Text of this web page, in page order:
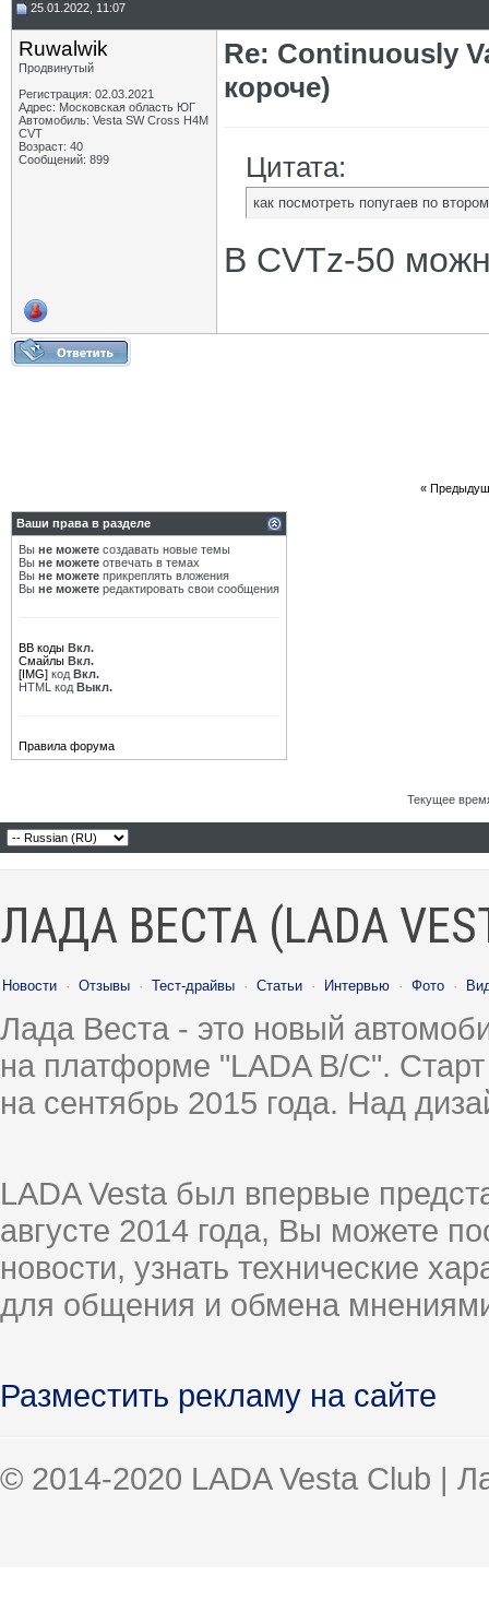
25.01.2022, 11:07
Ruwalwik
Продвинутый
Регистрация: 02.03.2021
Адрес: Московская область ЮГ
Автомобиль: Vesta SW Cross H4M
CVT
Возраст: 40
Сообщений: 899
Re: Continuously
короче)
Цитата:
как посмотреть попугаев по
В CVTz-50
«
Ваши права в разделе
Вы не можете создавать новые темы
Вы не можете отвечать в темах
Вы не можете прикреплять вложения
Вы не можете редактировать свои сообщения
BB коды Вкл.
Смайлы Вкл.
[IMG] код Вкл.
HTML код Выкл.
Правила форума
Текущее
ЛАДА ВЕСТА (LADA
Новости · Отзывы · Тест-драйвы · Статьи · Интервью · Фото ·
Лада Веста - это новый
на платформе "LADA B/C".
на сентябрь 2015 года. Над
LADA Vesta был впервые
августе 2014 года, Вы можете
новости, узнать технические
для общения и обмена
Разместить рекламу на сайте
© 2014-2020 LADA Vesta Club |